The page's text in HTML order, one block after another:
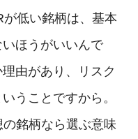
低い銘柄は、基本
ほうがいいんで
由があり、リスク
うことですから。
銘柄なら選ぶ意味